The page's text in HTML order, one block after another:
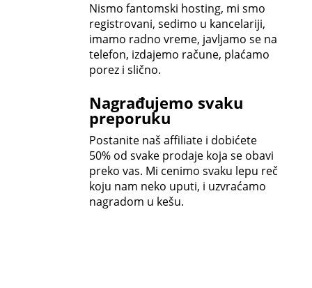
Nismo fantomski hosting, mi smo
registrovani, sedimo u kancelariji,
imamo radno vreme, javljamo se na
telefon, izdajemo račune, plaćamo
porez i slično.
Nagrađujemo svaku
preporuku
Postanite naš affiliate i dobićete
50% od svake prodaje koja se obavi
preko vas. Mi cenimo svaku lepu reč
koju nam neko uputi, i uzvraćamo
nagradom u kešu.